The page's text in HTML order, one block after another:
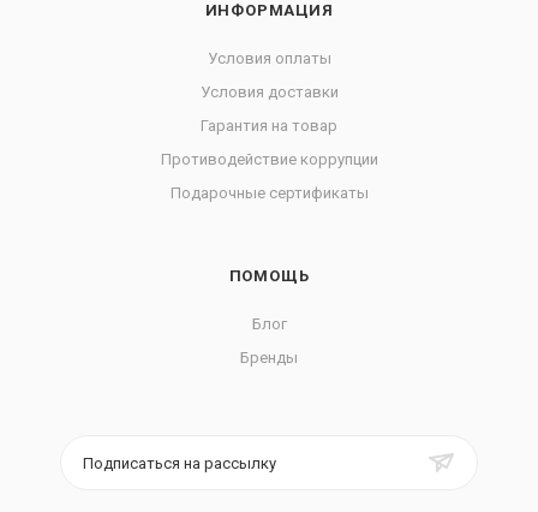
ИНФОРМАЦИЯ
Условия оплаты
Условия доставки
Гарантия на товар
Противодействие коррупции
Подарочные сертификаты
ПОМОЩЬ
Блог
Бренды
Подписаться на рассылку